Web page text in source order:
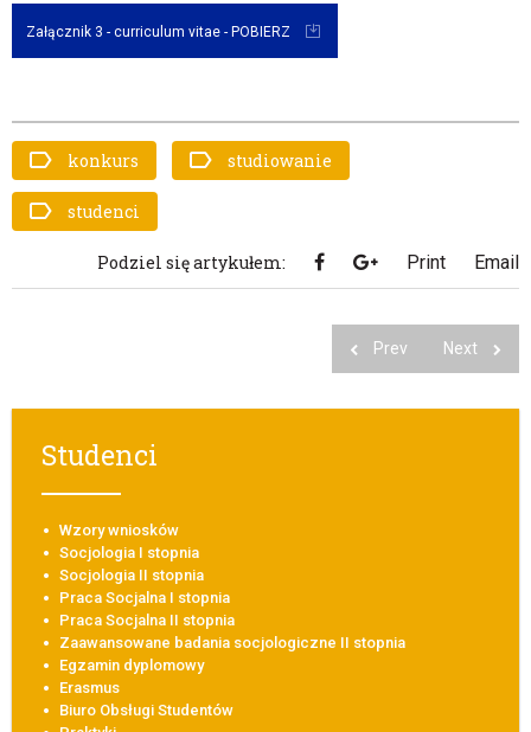
Załącznik 3 - curriculum vitae - POBIERZ
konkurs studiowanie
studenci
Podziel się artykułem: Print Email
Prev Next
Studenci
Wzory wniosków
Socjologia I stopnia
Socjologia II stopnia
Praca Socjalna I stopnia
Praca Socjalna II stopnia
Zaawansowane badania socjologiczne II stopnia
Egzamin dyplomowy
Erasmus
Biuro Obsługi Studentów